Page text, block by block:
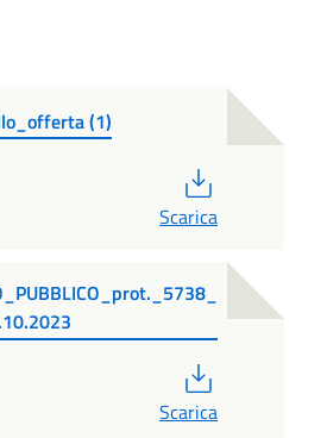
(1)
Scarica
Scarica